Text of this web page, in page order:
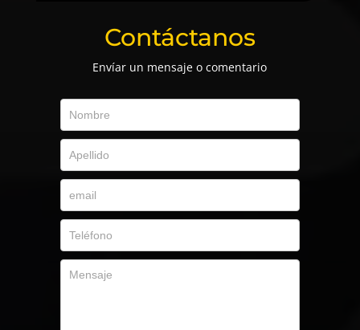
Contáctanos
Envíar un mensaje o comentario